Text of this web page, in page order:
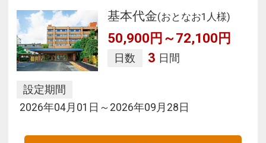
基本代金(おとなお1人様)
50,900円～72,100円
日数 3 日間
設定期間
2026年04月01日～2026年09月28日